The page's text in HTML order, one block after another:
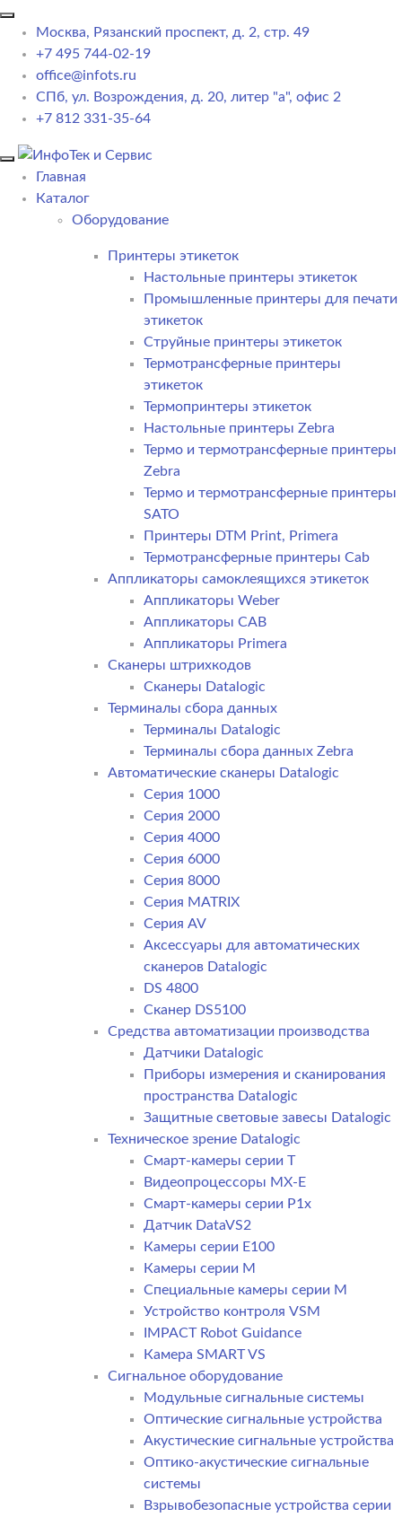
Москва, Рязанский проспект, д. 2, стр. 49
+7 495 744-02-19
office@infots.ru
СПб, ул. Возрождения, д. 20, литер "a", офис 2
+7 812 331-35-64
Главная
Каталог
Оборудование
Принтеры этикеток
Настольные принтеры этикеток
Промышленные принтеры для печати
этикеток
Струйные принтеры этикеток
Термотрансферные принтеры
этикеток
Термопринтеры этикеток
Настольные принтеры Zebra
Термо и термотрансферные принтеры
Zebra
Термо и термотрансферные принтеры
SATO
Принтеры DTM Print, Primera
Термотрансферные принтеры Cab
Аппликаторы самоклеящихся этикеток
Аппликаторы Weber
Аппликаторы CAB
Аппликаторы Primera
Сканеры штрихкодов
Сканеры Datalogic
Терминалы сбора данных
Терминалы Datalogic
Терминалы сбора данных Zebra
Автоматические сканеры Datalogic
Серия 1000
Серия 2000
Серия 4000
Серия 6000
Серия 8000
Серия MATRIX
Серия AV
Аксессуары для автоматических
сканеров Datalogic
DS 4800
Сканер DS5100
Средства автоматизации производства
Датчики Datalogic
Приборы измерения и сканирования
пространства Datalogic
Защитные световые завесы Datalogic
Техническое зрение Datalogic
Смарт-камеры серии T
Видеопроцессоры MX-E
Смарт-камеры серии P1x
Датчик DataVS2
Камеры серии E100
Камеры серии M
Специальные камеры серии M
Устройство контроля VSM
IMPACT Robot Guidance
Камера SMART VS
Cигнальное оборудование
Модульные сигнальные системы
Оптические сигнальные устройства
Акустические сигнальные устройства
Оптико-акустические сигнальные
системы
Взрывобезопасные устройства серии